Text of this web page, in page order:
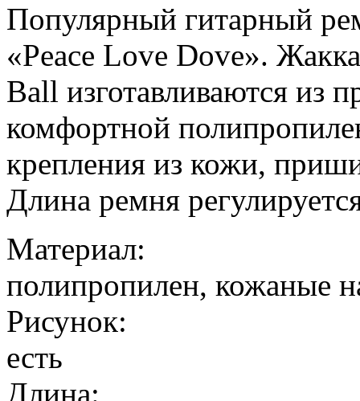
Популярный гитарный
«Peace Love Dove».
Ball изготавливаются из
комфортной
крепления из кожи,
Длина ремня
Материал:
полипропилен, кожаные
Рисунок:
есть
Длина: